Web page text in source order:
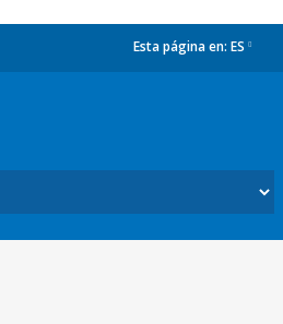
Esta página en: ES